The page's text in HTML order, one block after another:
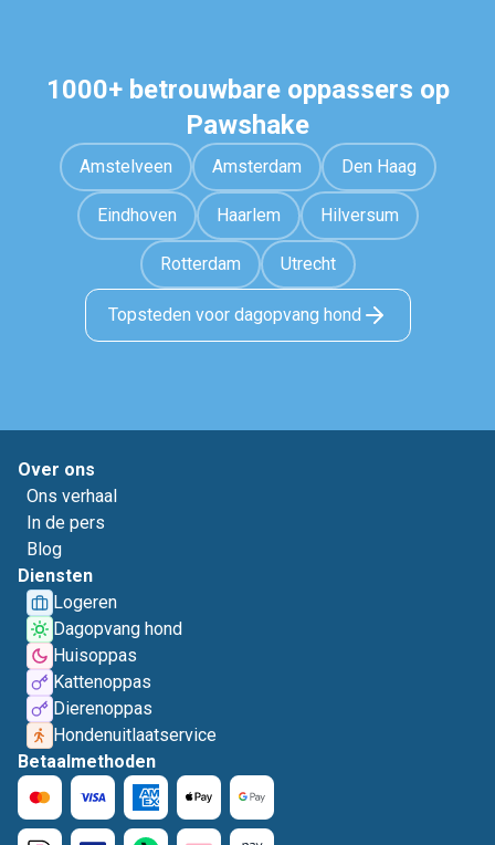
1000+ betrouwbare oppassers op
Pawshake
Amstelveen Amsterdam Den Haag
Eindhoven Haarlem Hilversum
Rotterdam Utrecht
Topsteden voor dagopvang hond
Over ons
Ons verhaal
In de pers
Blog
Diensten
Logeren
Dagopvang hond
Huisoppas
Kattenoppas
Dierenoppas
Hondenuitlaatservice
Betaalmethoden